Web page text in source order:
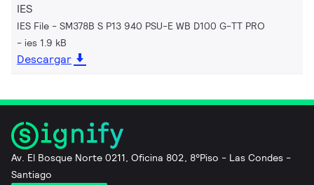
IES
IES File - SM378B S P13 940 PSU-E WB D100 G-TT PRO
ies 1.9 kB
Descargar
Av. El Bosque Norte 0211, Oficina 802, 8°Piso - Las Condes -
Santiago